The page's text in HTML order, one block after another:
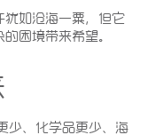
犹如沧海一粟，但它
困境带来希望。
少、化学品更少、海